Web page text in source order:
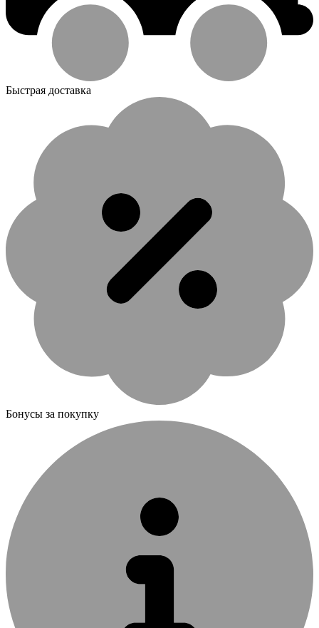
Быстрая доставка
Бонусы за покупку